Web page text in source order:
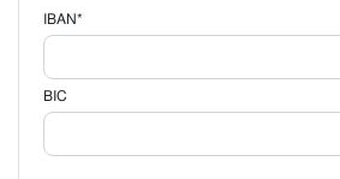
IBAN*
BIC